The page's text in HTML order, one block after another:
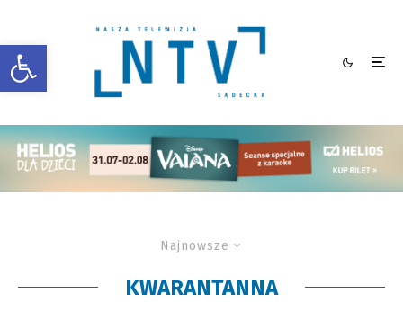
Otwórz pasek narzędzi
Najnowsze
KWARANTANNA